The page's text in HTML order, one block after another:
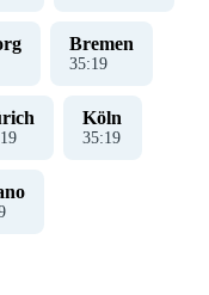
Bremen
35:19
19
Köln
35:19